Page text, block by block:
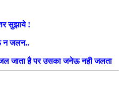
सुझाये !
न जलन..
जाता है पर उसका जनेऊ नही जलता